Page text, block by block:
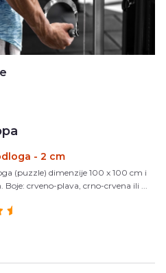
- 2 cm
(puzzle) dimenzije 100 x 100 cm i
Boje: crveno-plava, crno-crvena ili ...